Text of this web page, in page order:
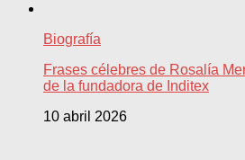
Biografía
Frases célebres de Rosalía
de la fundadora de Inditex
10 abril 2026